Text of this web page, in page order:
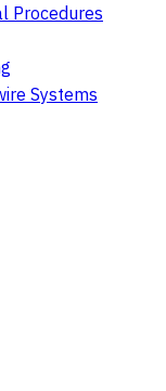
Procedures
Systems